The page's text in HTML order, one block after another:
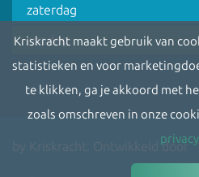
zaterdag
zondag
by Kriskracht. Ontwikkeld door
Kriskracht maakt gebruik van
statistieken en voor
te klikken, ga je akkoord met
zoals omschreven in onze
privacy